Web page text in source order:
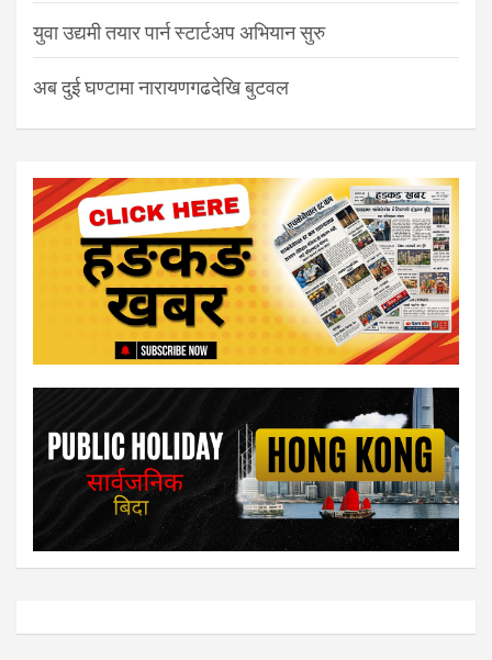
युवा उद्यमी तयार पार्न स्टार्टअप अभियान सुरु
अब दुई घण्टामा नारायणगढदेखि बुटवल